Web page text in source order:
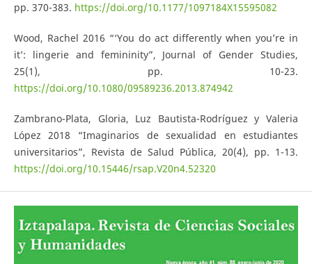
pp. 370-383. https://doi.org/10.1177/1097184X15595082
Wood, Rachel 2016 “‘You do act differently when you’re in
it’: lingerie and femininity”, Journal of Gender Studies,
25(1), pp. 10-23.
https://doi.org/10.1080/09589236.2013.874942
Zambrano-Plata, Gloria, Luz Bautista-Rodríguez y Valeria
López 2018 “Imaginarios de sexualidad en estudiantes
universitarios”, Revista de Salud Pública, 20(4), pp. 1-13.
https://doi.org/10.15446/rsap.V20n4.52320